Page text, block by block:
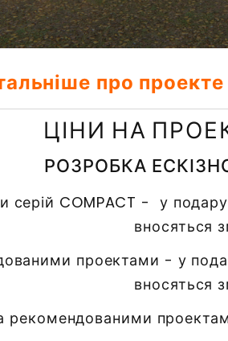
про
ЦІНИ НА
РОЗРОБКА
серій COMPACT - у
вносяться
проектами - у
вносяться
рекомендованими